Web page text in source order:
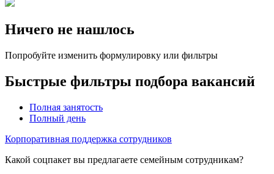
Ничего не нашлось
Попробуйте изменить формулировку или фильтры
Быстрые фильтры подбора вакансий
Полная занятость
Полный день
Корпоративная поддержка сотрудников
Какой соцпакет вы предлагаете семейным сотрудникам?